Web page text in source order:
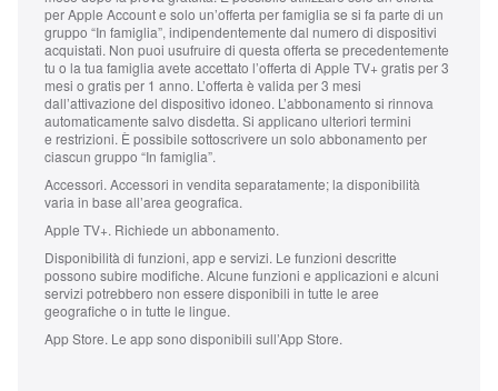
per Apple Account e solo un’offerta per famiglia se si fa parte di un
gruppo “In famiglia”, indipendentemente dal numero di dispositivi
acquistati. Non puoi usufruire di questa offerta se precedentemente
tu o la tua famiglia avete accettato l’offerta di Apple TV+ gratis per 3
mesi o gratis per 1 anno. L’offerta è valida per 3 mesi
dall’attivazione del dispositivo idoneo. L’abbonamento si rinnova
automaticamente salvo disdetta. Si applicano ulteriori termini
e restrizioni. È possibile sottoscrivere un solo abbonamento per
ciascun gruppo “In famiglia”.
Accessori. Accessori in vendita separatamente; la disponibilità
varia in base all’area geografica.
Apple TV+. Richiede un abbonamento.
Disponibilità di funzioni, app e servizi. Le funzioni descritte
possono subire modifiche. Alcune funzioni e applicazioni e alcuni
servizi potrebbero non essere disponibili in tutte le aree
geografiche o in tutte le lingue.
App Store. Le app sono disponibili sull’App Store.